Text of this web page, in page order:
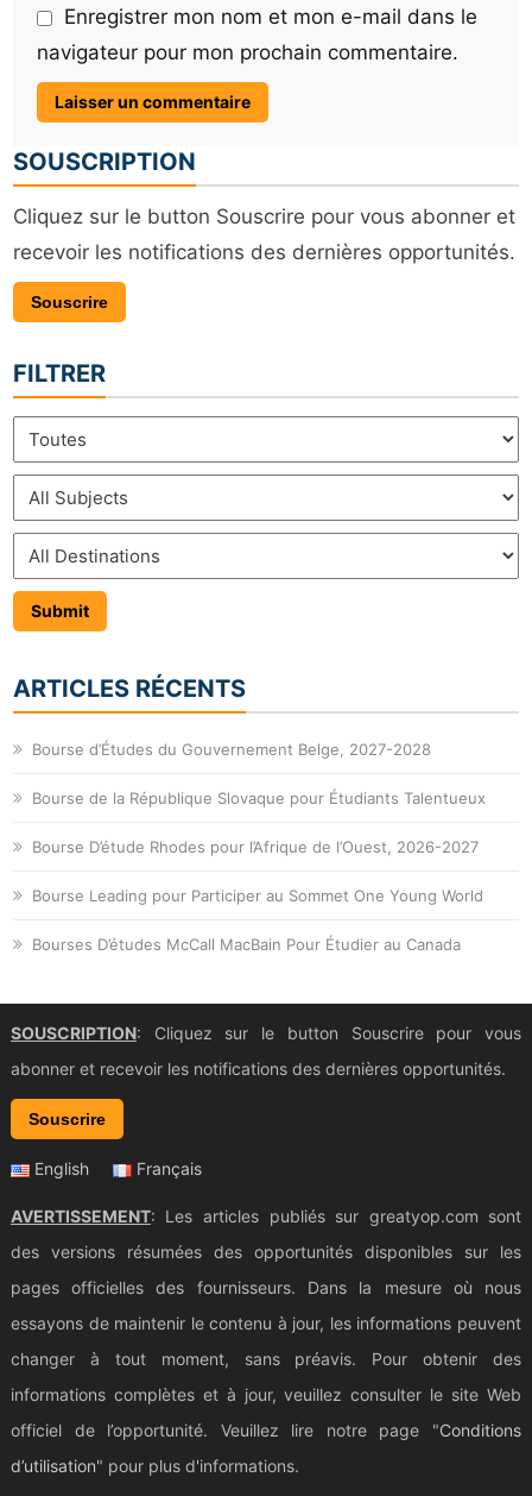
Enregistrer mon nom et mon e-mail dans le
navigateur pour mon prochain commentaire.
SOUSCRIPTION
Cliquez sur le button Souscrire pour vous abonner et
recevoir les notifications des dernières opportunités.
Souscrire
FILTRER
ARTICLES RÉCENTS
Bourse d’Études du Gouvernement Belge, 2027-2028
Bourse de la République Slovaque pour Étudiants Talentueux
Bourse D’étude Rhodes pour l’Afrique de l’Ouest, 2026-2027
Bourse Leading pour Participer au Sommet One Young World
Bourses D’études McCall MacBain Pour Étudier au Canada
SOUSCRIPTION: Cliquez sur le button Souscrire pour vous
abonner et recevoir les notifications des dernières opportunités.
Souscrire
English Français
AVERTISSEMENT: Les articles publiés sur greatyop.com sont
des versions résumées des opportunités disponibles sur les
pages officielles des fournisseurs. Dans la mesure où nous
essayons de maintenir le contenu à jour, les informations peuvent
changer à tout moment, sans préavis. Pour obtenir des
informations complètes et à jour, veuillez consulter le site Web
officiel de l’opportunité. Veuillez lire notre page "Conditions
d’utilisation" pour plus d'informations.